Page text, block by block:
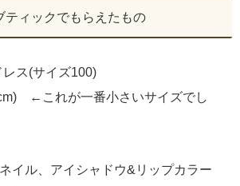
ティックでもらえたもの
ス(サイズ100)
←これが一番小さいサイズでし
イル、アイシャドウ&リップカラー